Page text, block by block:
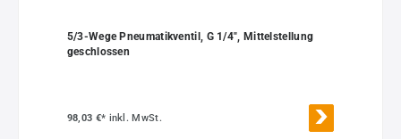
5/3-Wege Pneumatikventil, G 1/4", Mittelstellung
geschlossen
98,03 €* inkl. MwSt.